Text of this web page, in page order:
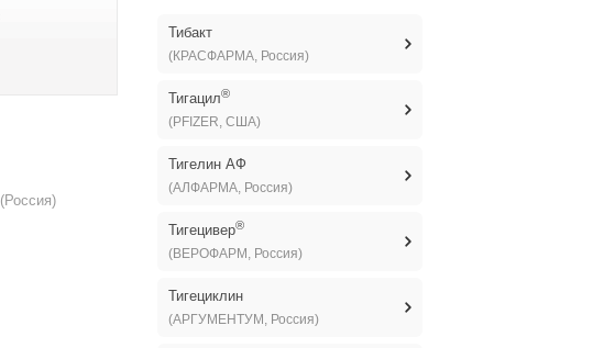
(Россия)
Тибакт
(КРАСФАРМА, Россия)
Тигацил®
(PFIZER, США)
Тигелин АФ
(АЛФАРМА, Россия)
Тигецивер®
(ВЕРОФАРМ, Россия)
Тигециклин
(АРГУМЕНТУМ, Россия)